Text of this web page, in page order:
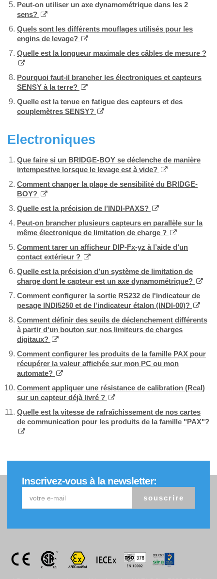
Peut-on utiliser un axe dynamométrique dans les 2
sens?
Quels sont les différents mouflages utilisés pour les
engins de levage?
Quelle est la longueur maximale des câbles de mesure ?
Pourquoi faut-il brancher les électroniques et capteurs
SENSY à la terre?
Quelle est la tenue en fatigue des capteurs et des
couplemètres SENSY?
Electroniques
Que faire si un BRIDGE-BOY se déclenche de manière
intempestive lorsque le levage est à vide?
Comment changer la plage de sensibilité du BRIDGE-
BOY?
Quelle est la précision de l’INDI-PAXS?
Peut-on brancher plusieurs capteurs en parallèle sur la
même électronique de limitation de charge ?
Comment tarer un afficheur DIP-Fx-yz à l’aide d’un
contact extérieur ?
Quelle est la précision d’un système de limitation de
charge dont le capteur est un axe dynamométrique?
Comment configurer la sortie RS232 de l'indicateur de
pesage INDI5250 et de l'indicateur étalon (INDI-00)?
Comment définir des seuils de déclenchement différents
à partir d'un bouton sur nos limiteurs de charges
digitaux?
Comment configurer les produits de la famille PAX pour
récupérer la valeur affichée sur mon PC ou mon
automate?
Comment appliquer une résistance de calibration (Rcal)
sur un capteur déjà livré ?
Quelle est la vitesse de rafraîchissement de nos cartes
de communication pour les produits de la famille "PAX"?
Inscrivez-vous à la newsletter:
souscrire